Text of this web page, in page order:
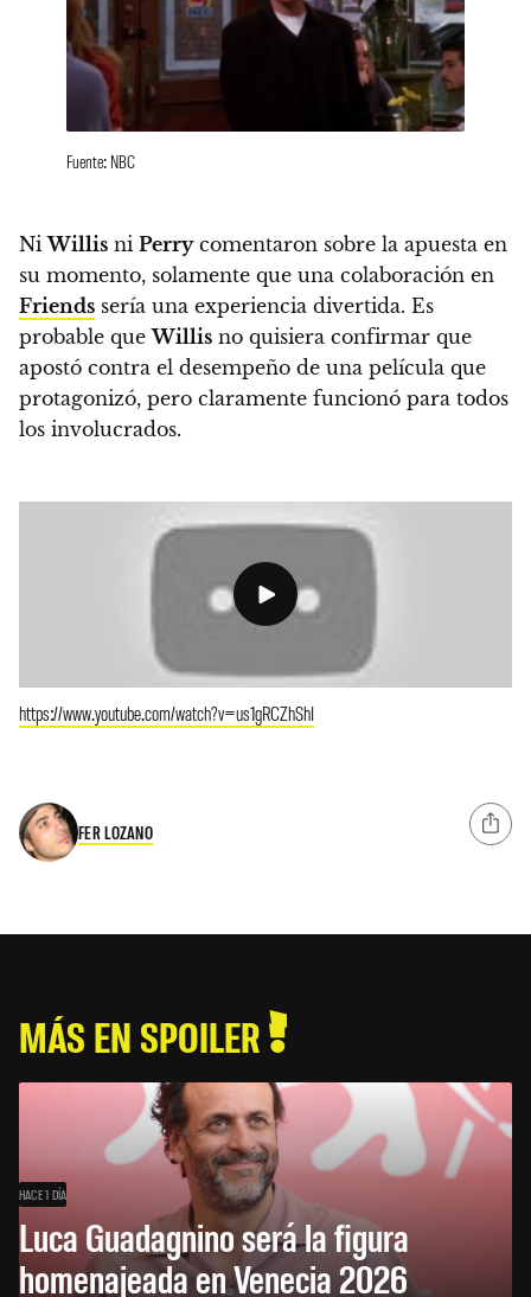
Fuente: NBC
NiWillis ni Perrycomentaron sobre la apuesta en
su momento, solamente que una colaboración en
Friends sería una experiencia divertida. Es
probable queWillis no quisiera confirmar que
apostó contra el desempeño de una película que
protagonizó, pero claramente funcionó para todos
los involucrados.
https://www.youtube.com/watch?v=us1gRCZhShI
FER LOZANO
MÁS EN SPOILER
HACE 1 DÍA
Luca Guadagnino será la figura
homenajeada en Venecia 2026